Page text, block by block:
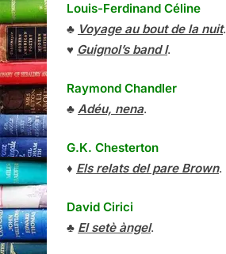
Louis-Ferdinand Céline
♣ Voyage au bout de la nuit.
♥ Guignol’s band I.
Raymond Chandler
♣ Adéu, nena.
G.K. Chesterton
♦ Els relats del pare Brown.
David Cirici
♣ El setè àngel.